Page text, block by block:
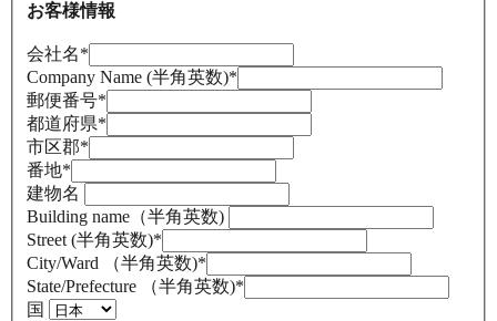
お客様情報
会社名*
Company Name (半角英数)*
郵便番号*
都道府県*
市区郡*
番地*
建物名
Building name（半角英数)
Street (半角英数)*
City/Ward （半角英数)*
State/Prefecture （半角英数)*
国